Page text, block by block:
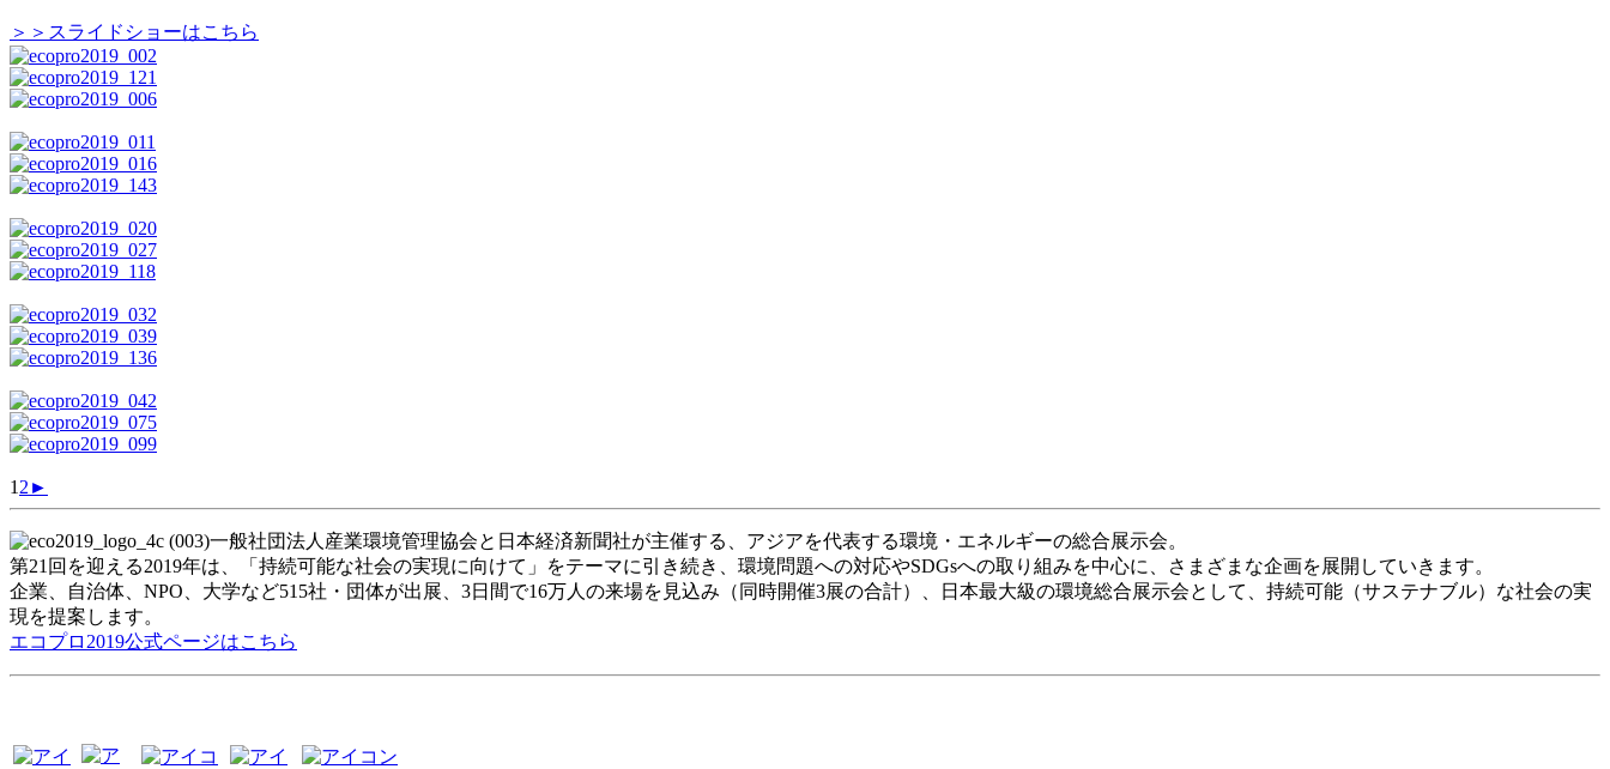
＞＞スライドショーはこちら
1 2 ►
一般社団法人産業環境管理協会と日本経済新聞社が主催する、アジアを代表する環境・エネルギーの総合展示会。
第21回を迎える2019年は、「持続可能な社会の実現に向けて」をテーマに引き続き、環境問題への対応やSDGsへの取り組みを中心に、さまざまな企画を展開していきます。
企業、自治体、NPO、大学など515社・団体が出展、3日間で16万人の来場を見込み（同時開催3展の合計）、日本最大級の環境総合展示会として、持続可能（サステナブル）な社会の実
現を提案します。
エコプロ2019公式ページはこちら